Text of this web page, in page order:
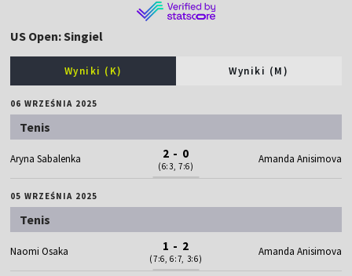
US Open: Singiel
Wyniki (K) Wyniki (M)
06 WRZEŚNIA 2025
Tenis
Aryna Sabalenka 2 - 0
(6:3, 7:6)
Amanda Anisimova
05 WRZEŚNIA 2025
Tenis
Naomi Osaka 1 - 2
(7:6, 6:7, 3:6)
Amanda Anisimova